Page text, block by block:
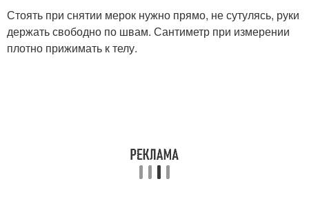
Стоять при снятии мерок нужно прямо, не сутулясь, руки
держать свободно по швам. Сантиметр при измерении
плотно прижимать к телу.